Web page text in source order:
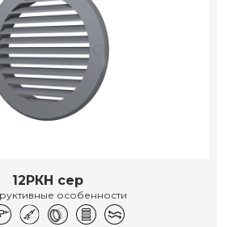
12РКН сер
особенности